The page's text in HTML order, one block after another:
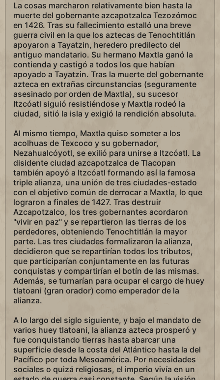
La cosas marcharon relativamente bien hasta la
muerte del gobernante azcapotzalca Tezozómoc
en 1426. Tras su fallecimiento estalló una breve
guerra civil en la que los aztecas de Tenochtitlán
apoyaron a Tayatzin, heredero predilecto del
antiguo mandatario. Su hermano Maxtla ganó la
contienda y castigó a todos los que habían
apoyado a Tayatzin. Tras la muerte del gobernante
azteca en extrañas circunstancias (seguramente
asesinado por orden de Maxtla), su sucesor
Itzcóatl siguió resistiéndose y Maxtla rodeó la
ciudad, sitió la isla y exigió la rendición absoluta.
Al mismo tiempo, Maxtla quiso someter a los
acolhuas de Texcoco y su gobernador,
Nezahualcóyotl, se exilió para unirse a Itzcóatl. La
disidente ciudad azcapotzalca de Tlacopan
también apoyó a Itzcóatl formando así la famosa
triple alianza, una unión de tres ciudades-estado
con el objetivo común de derrocar a Maxtla, lo que
lograron a finales de 1427. Tras destruir
Azcapotzalco, los tres gobernantes acordaron
"vivir en paz" y se repartieron las tierras de los
perdedores, obteniendo Tenochtitlán la mayor
parte. Las tres ciudades formalizaron la alianza,
decidieron que se repartirían todos los tributos,
que participarían conjuntamente en las futuras
conquistas y compartirían el botín de las mismas.
Además, se turnarían para ocupar el cargo de huey
tlatoani (gran orador) como emperador de la
alianza.
A lo largo del siglo siguiente, y bajo el mandato de
varios huey tlatoani, la alianza azteca prosperó y
fue conquistando tierras hasta abarcar una
superficie desde la costa del Atlántico hasta la del
Pacífico por toda Mesoamérica. Por necesidades
sociales o quizá religiosas, el imperio vivía en un